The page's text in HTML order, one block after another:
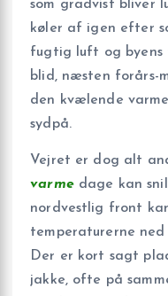
som gradvist bliver
køler af igen efter
fugtig luft og
blid, næsten forårs-
den kvælende
sydpå.
Vejret er dog alt
varmedage kan
nordvestlig front
temperaturerne
Der er kort sagt
jakke, ofte på